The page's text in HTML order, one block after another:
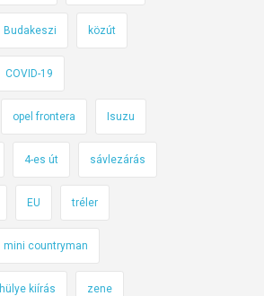
Budakeszi közút
COVID-19
opel frontera Isuzu
4-es út sávlezárás
EU tréler
mini countryman
hülye kiírás zene